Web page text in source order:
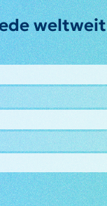
weltweit